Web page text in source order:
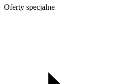
Oferty specjalne